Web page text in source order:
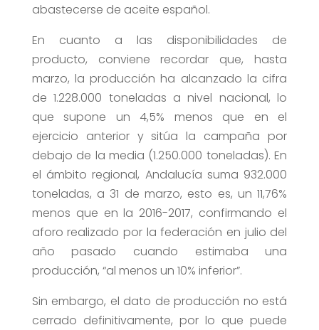
abastecerse de aceite español.
En cuanto a las disponibilidades de
producto, conviene recordar que, hasta
marzo, la producción ha alcanzado la cifra
de 1.228.000 toneladas a nivel nacional, lo
que supone un 4,5% menos que en el
ejercicio anterior y sitúa la campaña por
debajo de la media (1.250.000 toneladas). En
el ámbito regional, Andalucía suma 932.000
toneladas, a 31 de marzo, esto es, un 11,76%
menos que en la 2016-2017, confirmando el
aforo realizado por la federación en julio del
año pasado cuando estimaba una
producción, “al menos un 10% inferior”.
Sin embargo, el dato de producción no está
cerrado definitivamente, por lo que puede